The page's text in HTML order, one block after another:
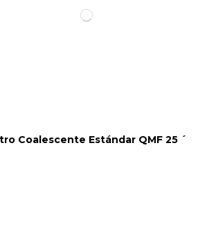
Coalescente Estándar QMF 25 ´